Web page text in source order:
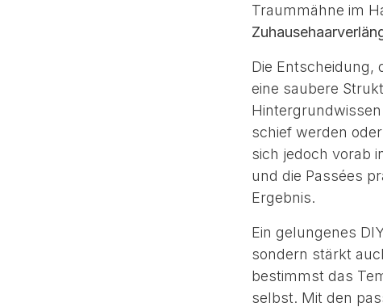
Traummähne im
Die Entscheidung,
eine saubere
schief werden
sich jedoch vorab
und die Passées
Ergebnis.
Ein gelungenes
sondern stärkt
bestimmst das
selbst. Mit den